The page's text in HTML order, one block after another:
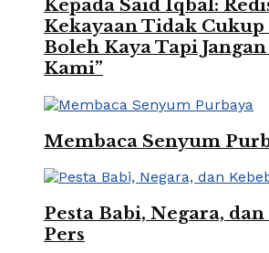
Kepada Said Iqbal:
Kekayaan Tidak Cukup
Boleh Kaya Tapi
Kami”
Membaca Senyum
Pesta Babi, Negara,
Pers